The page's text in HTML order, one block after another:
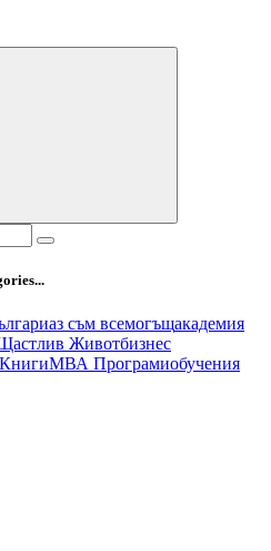
аз съм всемогъщакадемия
Животбизнес
КнигиМВА Програмиобучения